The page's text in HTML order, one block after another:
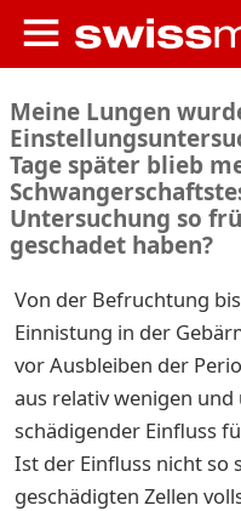
Meine Lungen
Tage später blieb
Untersuchung so
geschadet haben?
Von der Befruchtung
Einnistung in der
vor Ausbleiben der
aus relativ wenigen
schädigender Einfluss
Ist der Einfluss nicht so
geschädigten Zellen